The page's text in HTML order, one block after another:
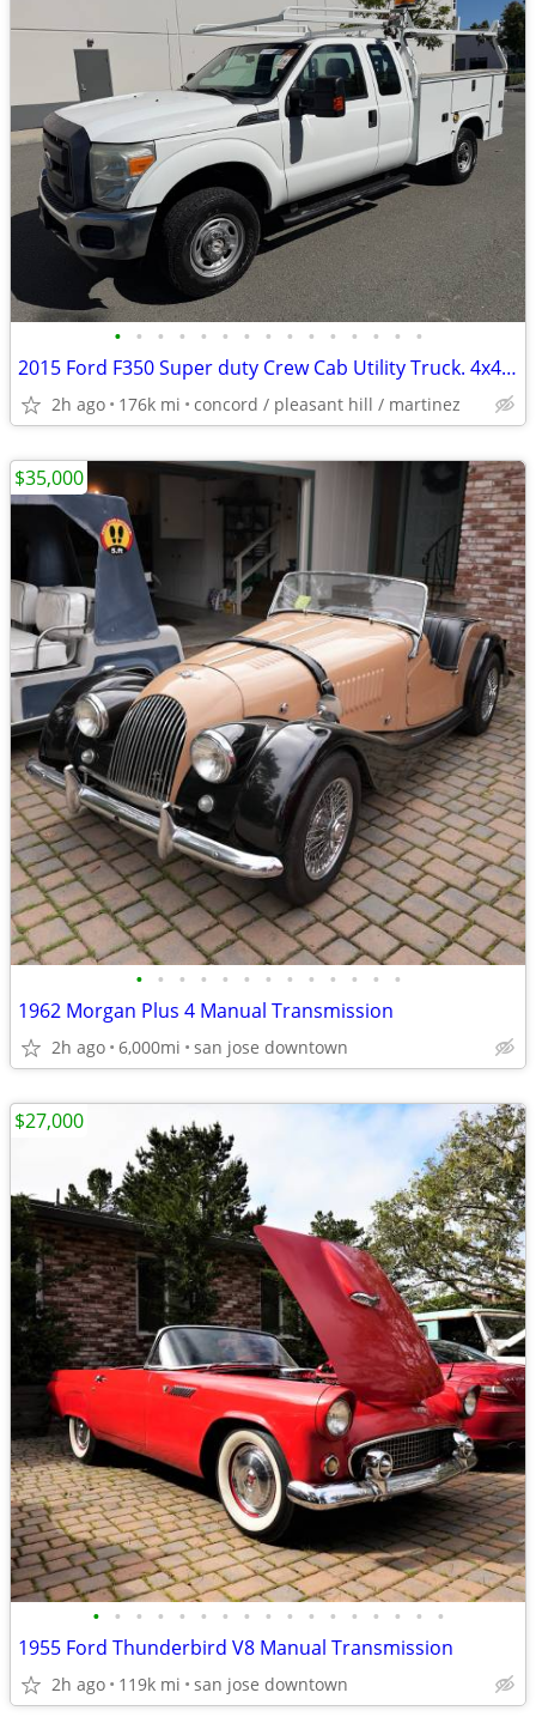
• • • • • • • • • • • • • • •
2015 Ford F350 Super duty Crew Cab Utility Truck. 4x4 Gas
2h ago 176k mi concord / pleasant hill / martinez
• • • • • • • • • • • • •
1962 Morgan Plus 4 Manual Transmission
2h ago 6,000mi san jose downtown
$35,000
• • • • • • • • • • • • • • • • •
1955 Ford Thunderbird V8 Manual Transmission
2h ago 119k mi san jose downtown
$27,000